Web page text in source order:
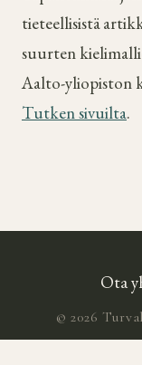
tieteellisistä
suurten
Aalto-yliopiston
Tutken sivuilta.
Ota
© 2026